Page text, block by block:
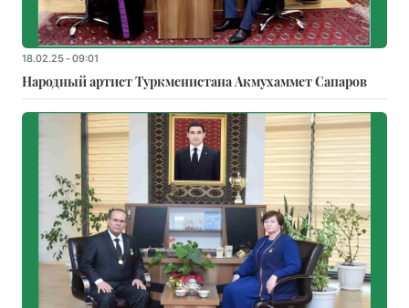
18.02.25 - 09:01
Народный артист Туркменистана Акмухаммет Сапаров